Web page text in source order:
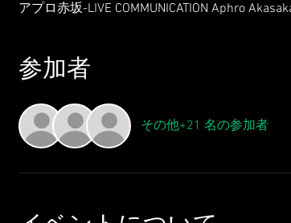
アプロ赤坂-LIVE COMMUNICATION Aphro
参加者
その他+21 名の参加者